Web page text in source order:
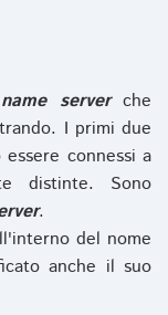
name serverche
I primi due
connessi a
distinte. Sono
.
del nome
anche il suo